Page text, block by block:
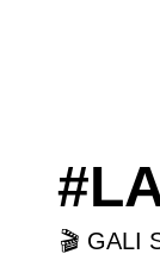
🎬 GALI